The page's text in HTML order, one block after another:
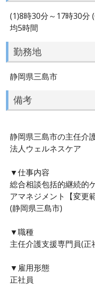
(1)8時30分～17時30分
均5時間
勤務地
静岡県三島市
備考
静岡県三島市の主任介
法人ウェルネスケア
▼仕事内容
総合相談包括的継続的
アマネジメント【変更
(静岡県三島市)
▼職種
主任介護支援専門員(正
▼雇用形態
正社員